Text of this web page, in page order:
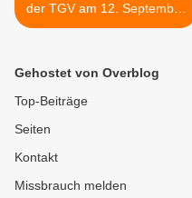
der TGV am 12. September
2024
Gehostet von Overblog
Top-Beiträge
Seiten
Kontakt
Missbrauch melden